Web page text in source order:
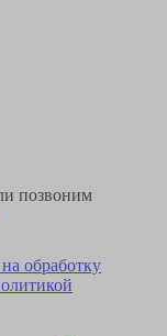
позвоним
обработку